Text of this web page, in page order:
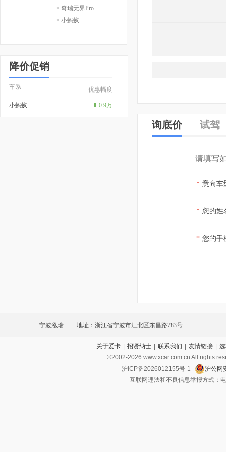
> 奇瑞无界Pro
> 小蚂蚁
降价促销
车系 优惠幅度
小蚂蚁 0.9万
询底价 试驾
请填写
* 意向车
* 您的姓
* 您的手
宁波泓瑞 地址：浙江省宁波市江北区东昌路783号
关于爱卡 | 招贤纳士 | 联系我们 | 友情链接 |
©2002-2026 www.xcar.com.cn All rights
沪ICP备2026012155号-1
沪公网
互联网违法和不良信息举报方式：